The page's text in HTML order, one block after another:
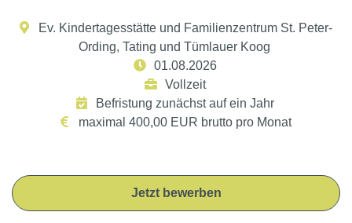
Ev. Kindertagesstätte und Familienzentrum St. Peter-
Ording, Tating und Tümlauer Koog
01.08.2026
Vollzeit
Befristung zunächst auf ein Jahr
maximal 400,00 EUR brutto pro Monat
Jetzt bewerben